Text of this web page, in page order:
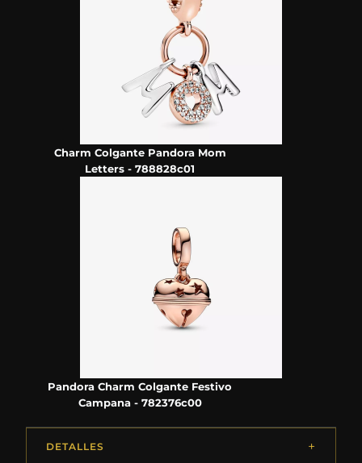
Charm Colgante Pandora Mom
Letters - 788828c01
Pandora Charm Colgante Festivo
Campana - 782376c00
DETALLES